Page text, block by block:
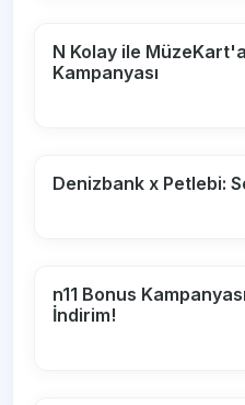
N Kolay ile
Kampanyası
Denizbank x Petlebi:
n11 Bonus
İndirim!